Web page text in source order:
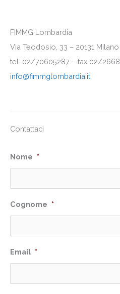
FIMMG Lombardia
Via Teodosio, 33 – 20131 Milano
tel. 02/70605287 – fax 02/
info@fimmglombardia.it
Contattaci
Nome *
Cognome *
Email *